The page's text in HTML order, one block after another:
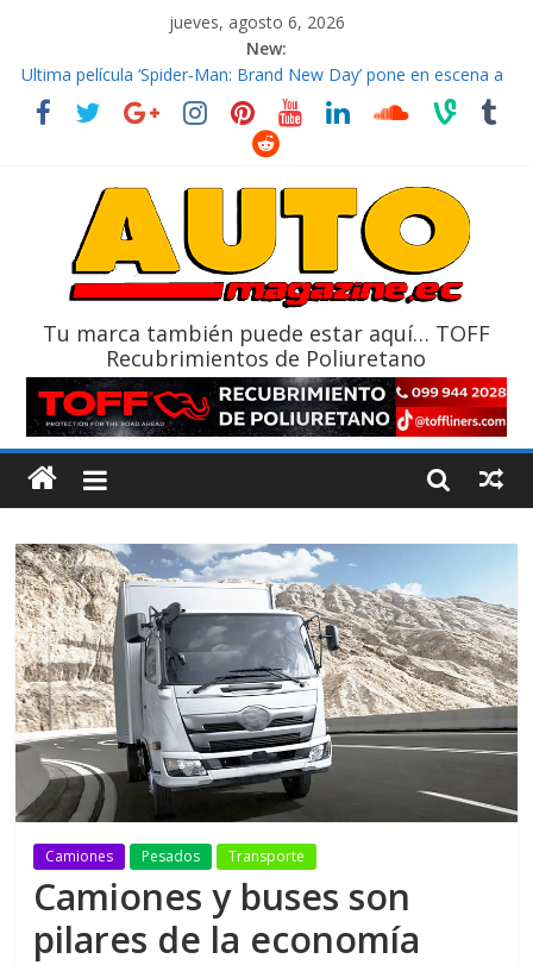
jueves, agosto 6, 2026
New:
El costo de tener un vehículo gana protagonismo a la hora de
decidir
Ultima película ‘Spider‑Man: Brand New Day’ pone en escena a
La Vuelta al Ecuador 2026, edición 47ª, recorre 7 provincias en 8
La FEDAK recibe 12 Sinotruk Bolden para cubrir las rutas de La
Tu marca también puede estar aquí… TOFF
Recubrimientos de Poliuretano
Camiones Pesados Transporte
Camiones y buses son
pilares de la economía